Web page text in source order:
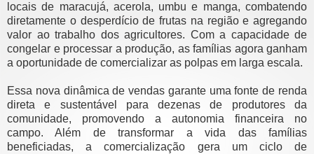
locais de maracujá, acerola, umbu e manga, combatendo
diretamente o desperdício de frutas na região e agregando
valor ao trabalho dos agricultores. Com a capacidade de
congelar e processar a produção, as famílias agora ganham
a oportunidade de comercializar as polpas em larga escala.
Essa nova dinâmica de vendas garante uma fonte de renda
direta e sustentável para dezenas de produtores da
comunidade, promovendo a autonomia financeira no
campo. Além de transformar a vida das famílias
beneficiadas, a comercialização gera um ciclo de